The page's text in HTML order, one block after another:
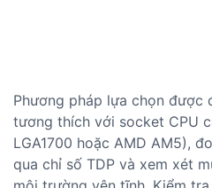
Phương pháp lựa chọn được
tương thích với socket CPU
LGA1700 hoặc AMD AM5),
qua chỉ số TDP và xem xét